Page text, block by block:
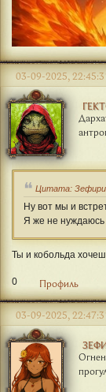
03-09-2025,
Цитата:
Ну вот мы и
Я же не нуждаюсь
Ты и кобольда
0 Профиль
03-09-2025,